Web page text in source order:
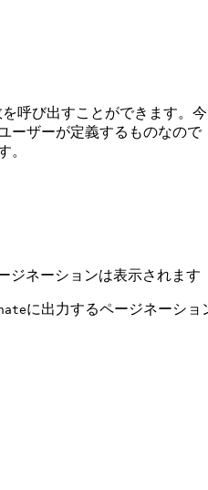
呼び出すことができます。
ーザーが定義するものなので
。
ジネーションは表示されます
に出力するページネーショ